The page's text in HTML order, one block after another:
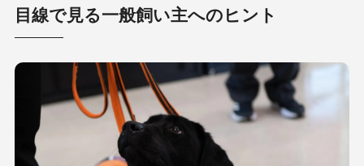
目線で見る一般飼い主へのヒント